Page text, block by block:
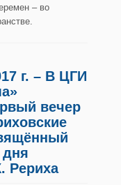
– во
г. – В ЦГИ
вечер
дня
Рериха